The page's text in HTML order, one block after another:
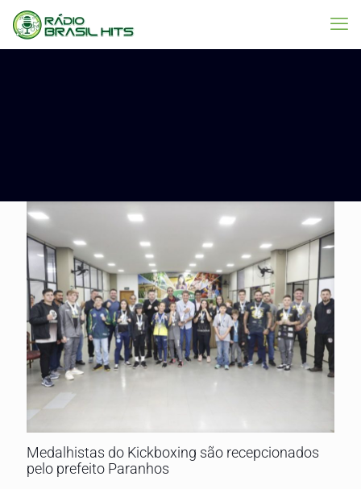
Medalhistas do Kickboxing são recepcionados
pelo prefeito Paranhos